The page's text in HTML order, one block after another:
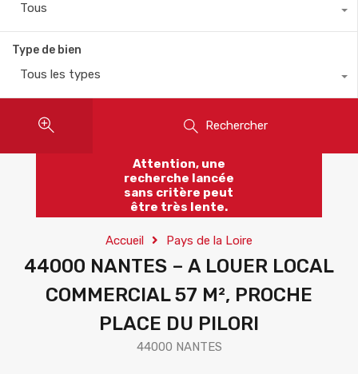
Tous
Type de bien
Tous les types
Rechercher
Attention, une
recherche lancée
sans critère peut
être très lente.
Accueil Pays de la Loire
44000 NANTES – A LOUER LOCAL
COMMERCIAL 57 M², PROCHE
PLACE DU PILORI
44000 NANTES